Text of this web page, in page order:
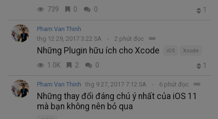
739 0 0 1
Pham Van Thinh
thg 12 29, 2017 3:22 SA
2 phút đọc
Những Plugin hữu ích cho Xcode iOS Xcode
1.0K 2 0 1
Pham Van Thinh thg 9 27, 2017 7:12 SA 6 phút đọc
Những thay đổi đáng chú ý nhất của iOS 11
mà bạn không nên bỏ qua